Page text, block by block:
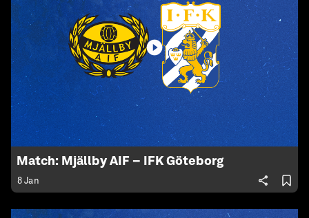
Match: Mjällby AIF – IFK Göteborg
8 Jan